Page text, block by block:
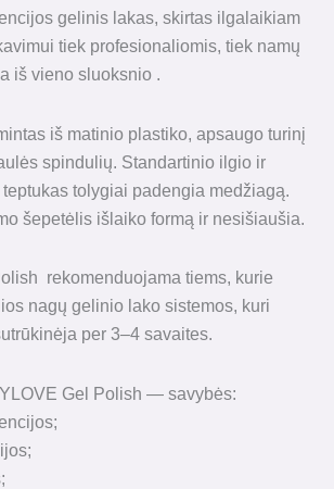
gelinis lakas, skirtas ilgalaikiam
tiek profesionaliomis, tiek namų
iš vieno sluoksnio .
iš matinio plastiko, apsaugo turinį
spindulių. Standartinio ilgio ir
tolygiai padengia medžiagą.
šepetėlis išlaiko formą ir nesišiaušia.
rekomenduojama tiems, kurie
nagų gelinio lako sistemos, kuri
per 3–4 savaites.
Gel Polish — savybės: